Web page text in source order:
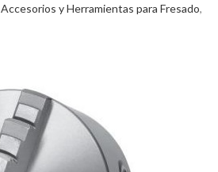
Accesorios y Herramientas para Fresado,